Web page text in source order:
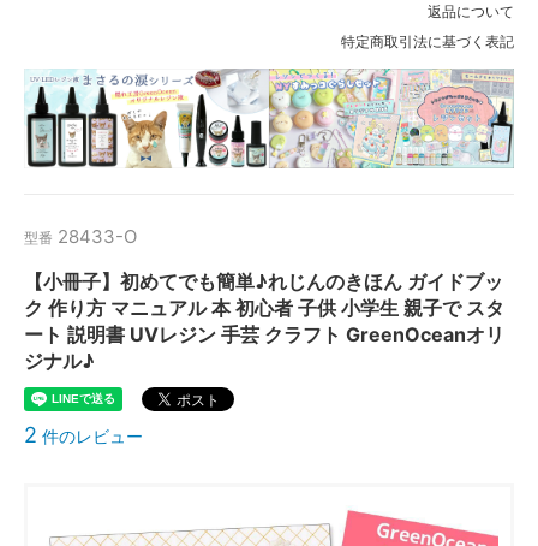
返品について
特定商取引法に基づく表記
型番 28433-O
【小冊子】初めてでも簡単♪れじんのきほん ガイドブッ
ク 作り方 マニュアル 本 初心者 子供 小学生 親子で スタ
ート 説明書 UVレジン 手芸 クラフト GreenOceanオリ
ジナル♪
2 件のレビュー